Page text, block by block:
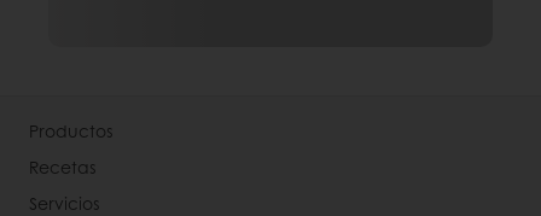
Productos
Recetas
Servicios